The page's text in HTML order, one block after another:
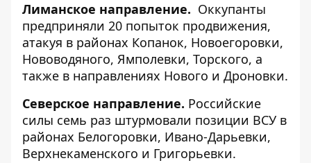
Лиманское направление. Оккупанты
предприняли 20 попыток продвижения,
атакуя в районах Копанок, Новоегоровки,
Нововодяного, Ямполевки, Торского, а
также в направлениях Нового и Дроновки.
Северское направление. Российские
силы семь раз штурмовали позиции ВСУ в
районах Белогоровки, Ивано-Дарьевки,
Верхнекаменского и Григорьевки.